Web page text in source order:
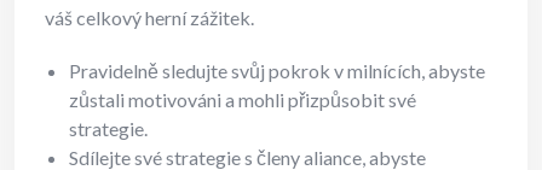
váš celkový herní zážitek.
Pravidelně sledujte svůj pokrok v milnících, abyste
zůstali motivováni a mohli přizpůsobit své
strategie.
Sdílejte své strategie s členy aliance, abyste